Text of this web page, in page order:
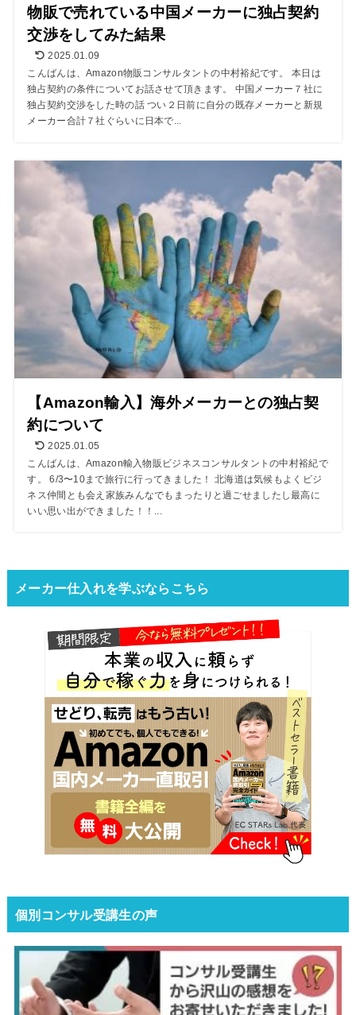
物販で売れている中国メーカーに独占契約
交渉をしてみた結果
2025.01.09
こんばんは、Amazon物販コンサルタントの中村裕紀です。 本日は
独占契約の条件についてお話させて頂きます。 中国メーカー７社に
独占契約交渉をした時の話 つい２日前に自分の既存メーカーと新規
メーカー合計７社ぐらいに日本で...
【Amazon輸入】海外メーカーとの独占契
約について
2025.01.05
こんばんは、Amazon輸入物販ビジネスコンサルタントの中村裕紀で
す。 6/3〜10まで旅行に行ってきました！ 北海道は気候もよくビジ
ネス仲間とも会え家族みんなでもまったりと過ごせましたし最高に
いい思い出ができました！！...
メーカー仕入れを学ぶならこちら
個別コンサル受講生の声